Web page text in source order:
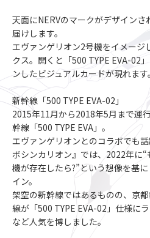
天面にNERVのマークがデザイン
届けします。
エヴァンゲリオン2号機をイメージ
クス。開くと「500 TYPE EVA-02
ンしたビジュアルカードが現れます。
新幹線「500 TYPE EVA-02」
2015年11月から2018年5月まで運
幹線「500 TYPE EVA」。
エヴァンゲリオンとのコラボでも
ボシンカリオン』では、2022年に“
機が存在したら?”という想像を基
イン。
架空の新幹線ではあるものの、京
線が「500 TYPE EVA-02」仕様に
など人気を博しました。